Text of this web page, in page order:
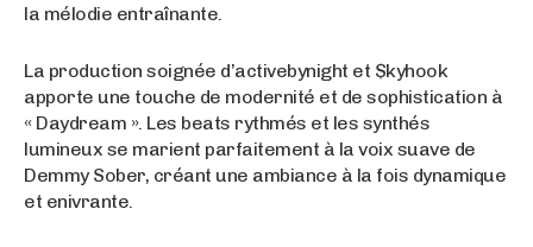
la mélodie entraînante.
La production soignée d’activebynight et $kyhook
apporte une touche de modernité et de sophistication à
« Daydream ». Les beats rythmés et les synthés
lumineux se marient parfaitement à la voix suave de
Demmy Sober, créant une ambiance à la fois dynamique
et enivrante.